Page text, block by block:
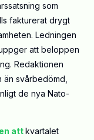
som
fakturerat drygt
Ledningen
att beloppen
Redaktionen
svårbedömd,
de nya Nato-
attkvartalet